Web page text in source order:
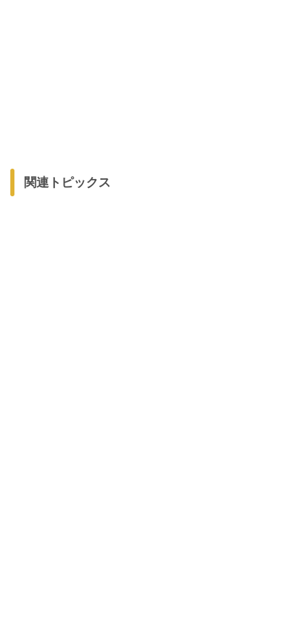
関連トピックス